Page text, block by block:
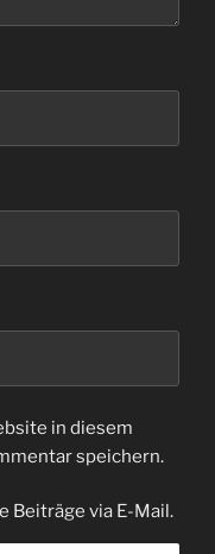
in diesem
speichern.
Beiträge via E-Mail.